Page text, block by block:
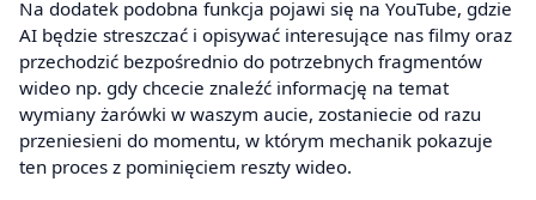
Na dodatek podobna funkcja pojawi się na YouTube, gdzie
AI będzie streszczać i opisywać interesujące nas filmy oraz
przechodzić bezpośrednio do potrzebnych fragmentów
wideo np. gdy chcecie znaleźć informację na temat
wymiany żarówki w waszym aucie, zostaniecie od razu
przeniesieni do momentu, w którym mechanik pokazuje
ten proces z pominięciem reszty wideo.